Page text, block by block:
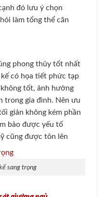
đó lưu ý chọn
làm tổng thể căn
phong thủy tốt nhất
có họa tiết phức tạp
tốt, ảnh hưởng
trong gia đình. Nên ưu
giản không kém phần
bảo được yếu tố
cũng được tôn lên
sang trọng